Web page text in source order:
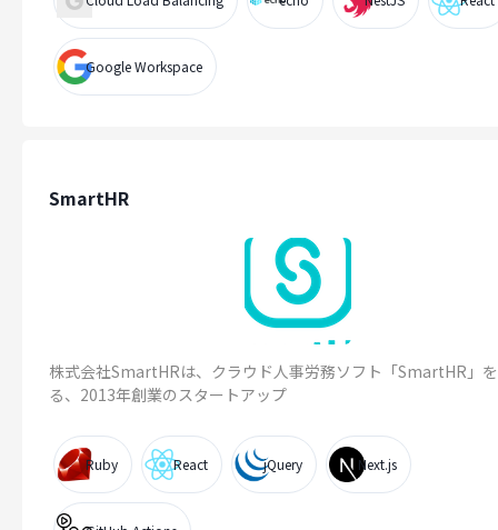
Google Workspace
SmartHR
株式会社SmartHRは、クラウド人事労務ソフト「SmartHR」
る、2013年創業のスタートアップ
Ruby React jQuery Next.js